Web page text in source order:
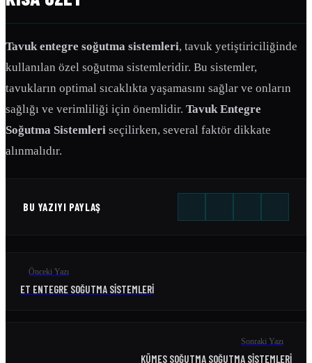
Tavuk entegre soğutma sistemleri, tavuk yetiştiriciliğinde
kullanılan özel soğutma sistemleridir. Bu sistemler,
tavukların optimal sıcaklıkta yaşamasını sağlar ve onların
sağlığı ve verimliliği için önemlidir. Tavuk Entegre
Soğutma Sistemleri seçilirken, several faktör dikkate
alınmalıdır.
BU YAZIYI PAYLAŞ
Önceki Yazı
ET ENTEGRE SOĞUTMA SISTEMLERI
Sonraki Yazı
KÜMES SOĞUTMA SOĞUTMA SISTEMLERI